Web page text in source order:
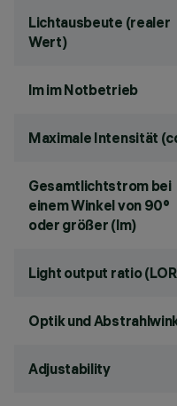
Lichtausbeute (realer
Wert)
lm im Notbetrieb
Maximale Intensität
Gesamtlichtstrom bei
einem Winkel von 90°
oder größer (lm)
Light output ratio
Optik und
Adjustability